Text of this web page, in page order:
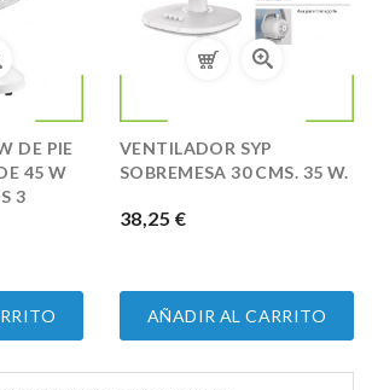
DE PIE
45 W
3
VENTILADOR SYP
SOBREMESA 30 CMS. 35 W.
PRECIO
38,25 €
AÑADIR AL CARRITO